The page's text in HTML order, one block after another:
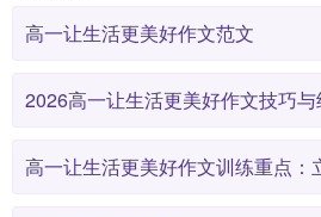
高一让生活更美好作文范文
2026高一让生活更美好作文技巧与
高一让生活更美好作文训练重点：